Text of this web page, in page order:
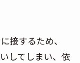
接するため、
してしまい、依